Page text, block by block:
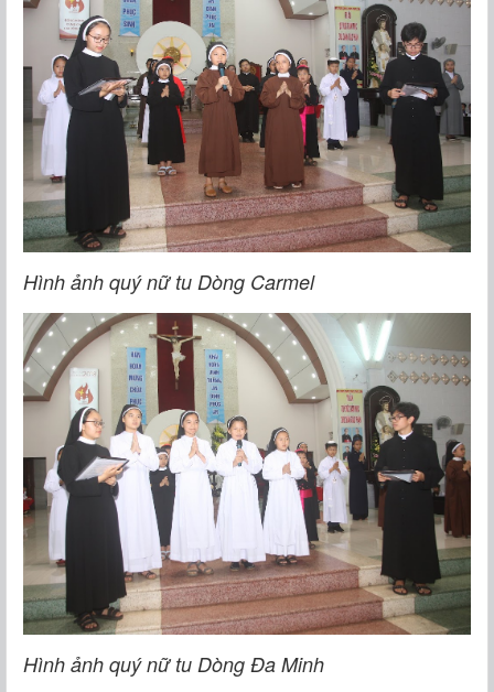
Hình ảnh quý nữ tu Dòng Carmel
Hình ảnh quý nữ tu Dòng Đa Minh